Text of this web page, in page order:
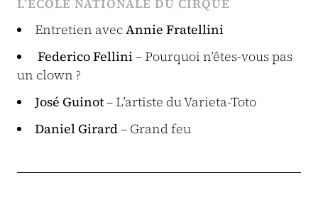
L’ÉCOLE NATIONALE DU CIRQUE
Entretien avecAnnie Fratellini
Federico Fellini– Pourquoi n’êtes-vous pas
un clown ?
José Guinot– L’artiste du Varieta-Toto
Daniel Girard– Grand feu